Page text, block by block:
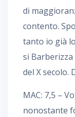
di
contento.
tanto io già
si Barberizza
del X secolo.
MAC: 7,5 –
nonostante